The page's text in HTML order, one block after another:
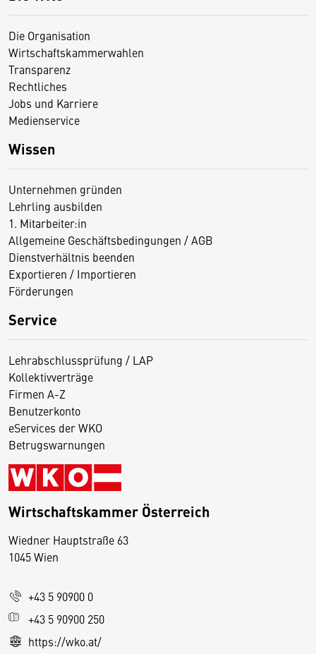
Die Organisation
Wirtschaftskammerwahlen
Transparenz
Rechtliches
Jobs und Karriere
Medienservice
Wissen
Unternehmen gründen
Lehrling ausbilden
1. Mitarbeiter:in
Allgemeine Geschäftsbedingungen / AGB
Dienstverhältnis beenden
Exportieren / Importieren
Förderungen
Service
Lehrabschlussprüfung / LAP
Kollektivverträge
Firmen A-Z
Benutzerkonto
eServices der WKO
Betrugswarnungen
Wirtschaftskammer Österreich
Wiedner Hauptstraße 63
1045 Wien
+43 5 90900 0
+43 5 90900 250
https://wko.at/
D
s
e
S